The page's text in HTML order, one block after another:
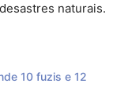
naturais.
10 fuzis e 12